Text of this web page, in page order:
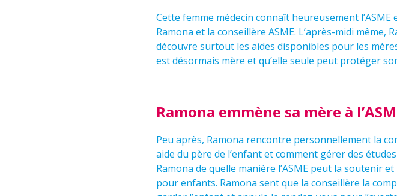
Cette femme médecin connaît heureusement
Ramona et la conseillère ASME. L’après-midi
découvre surtout les aides disponibles pour les
est désormais mère et qu’elle seule peut protéger
Ramona emmène sa mère à
Peu après, Ramona rencontre personnellement la
aide du père de l’enfant et comment gérer des
Ramona de quelle manière l’ASME peut la soutenir
pour enfants. Ramona sent que la conseillère la